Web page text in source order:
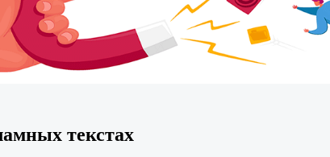
текстах